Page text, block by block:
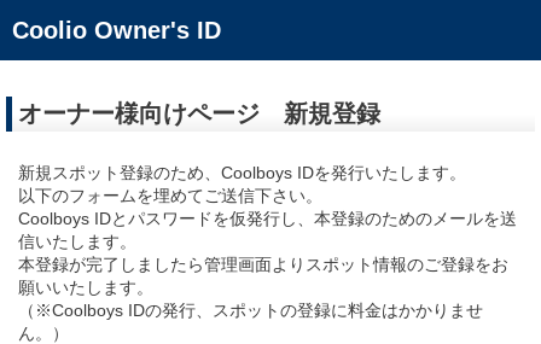
Coolio Owner's ID
オーナー様向けページ 新規登録
新規スポット登録のため、Coolboys IDを発行いたします。
以下のフォームを埋めてご送信下さい。
Coolboys IDとパスワードを仮発行し、本登録のためのメールを送
信いたします。
本登録が完了しましたら管理画面よりスポット情報のご登録をお
願いいたします。
（※Coolboys IDの発行、スポットの登録に料金はかかりませ
ん。）